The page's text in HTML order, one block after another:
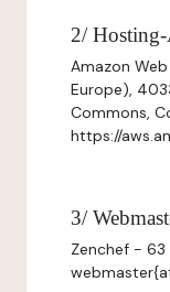
2/
Amazon Web
Europe),
Commons,
https://
3/
Zenchef - 63